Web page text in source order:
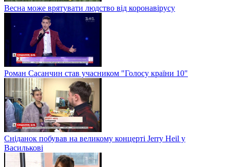
Весна може врятувати людство від коронавірусу
Роман Сасанчин став учасником "Голосу країни 10"
Сніданок побував на великому концерті Jerry Heil у
Василькові